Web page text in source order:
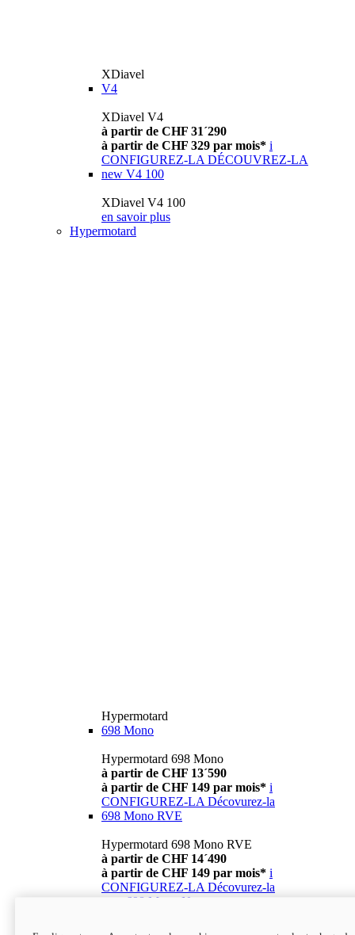
XDiavel
V4
XDiavel V4
à partir de CHF 31´290
à partir de CHF 329 par mois* i
CONFIGUREZ-LA DÉCOUVREZ-LA
new V4 100
XDiavel V4 100
en savoir plus
Hypermotard
Hypermotard
698 Mono
Hypermotard 698 Mono
à partir de CHF 13´590
à partir de CHF 149 par mois* i
CONFIGUREZ-LA Décovurez-la
698 Mono RVE
Hypermotard 698 Mono RVE
à partir de CHF 14´490
à partir de CHF 149 par mois* i
CONFIGUREZ-LA Décovurez-la
698 Mono Nera
Hypermotard 698 Mono Nera